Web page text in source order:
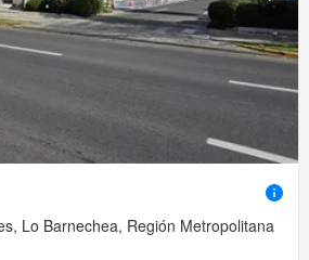
Lo Barnechea, Región Metropolitana